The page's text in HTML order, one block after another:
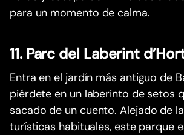
para un momento de calma.
11. Parc del Laberint
Entra en el jardín más antiguo de
piérdete en un laberinto de setos
sacado de un cuento. Alejado de
turísticas habituales, este parque